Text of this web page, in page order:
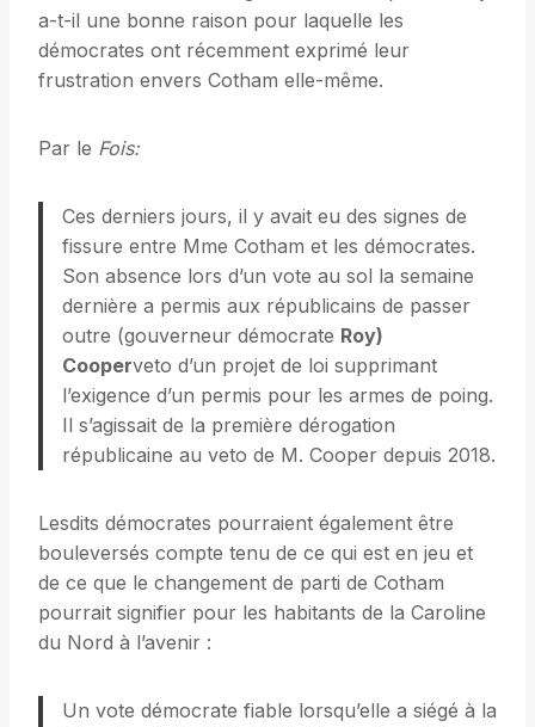
a-t-il une bonne raison pour laquelle les
démocrates ont récemment exprimé leur
frustration envers Cotham elle-même.
Par le Fois:
Ces derniers jours, il y avait eu des signes de
fissure entre Mme Cotham et les démocrates.
Son absence lors d’un vote au sol la semaine
dernière a permis aux républicains de passer
outre (gouverneur démocrate Roy)
Cooperveto d’un projet de loi supprimant
l’exigence d’un permis pour les armes de poing.
Il s’agissait de la première dérogation
républicaine au veto de M. Cooper depuis 2018.
Lesdits démocrates pourraient également être
bouleversés compte tenu de ce qui est en jeu et
de ce que le changement de parti de Cotham
pourrait signifier pour les habitants de la Caroline
du Nord à l’avenir :
Un vote démocrate fiable lorsqu’elle a siégé à la